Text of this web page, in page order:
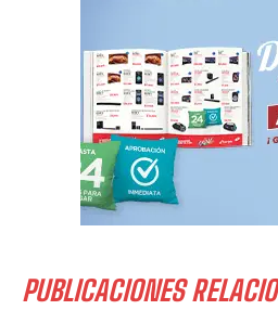
PUBLICACIONES